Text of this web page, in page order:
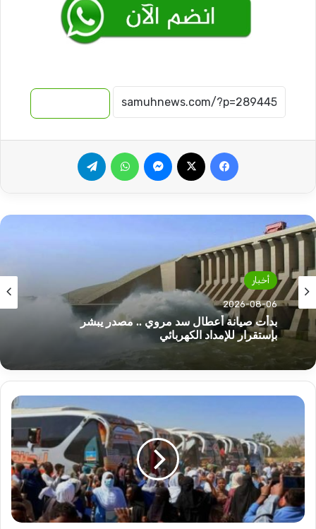
فيسبوك ماسنجر واتساب
أخبار
2026-08-06
بدأت صيانة أعطال سد مروي .. مصدر يبشر
بإستقرار للإمداد الكهربائي
لجنة
عن
عودة
10
آلاف
سوداني
من